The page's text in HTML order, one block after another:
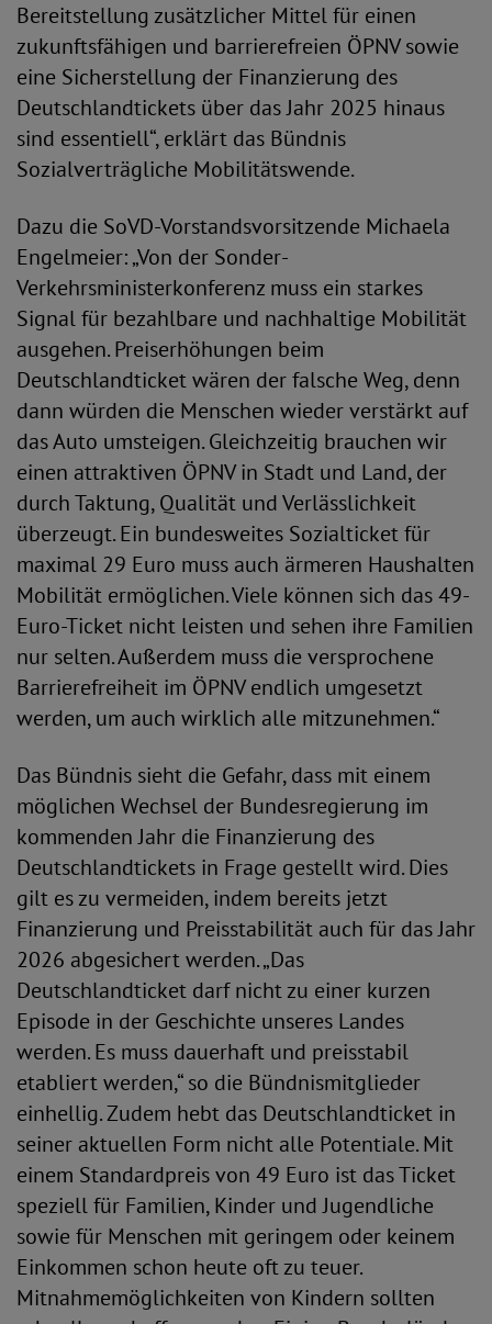
Bereitstellung zusätzlicher Mittel für einen
zukunftsfähigen und barrierefreien ÖPNV sowie
eine Sicherstellung der Finanzierung des
Deutschlandtickets über das Jahr 2025 hinaus
sind essentiell“, erklärt das Bündnis
Sozialverträgliche Mobilitätswende.
Dazu die SoVD-Vorstandsvorsitzende Michaela
Engelmeier: „Von der Sonder-
Verkehrsministerkonferenz muss ein starkes
Signal für bezahlbare und nachhaltige Mobilität
ausgehen. Preiserhöhungen beim
Deutschlandticket wären der falsche Weg, denn
dann würden die Menschen wieder verstärkt auf
das Auto umsteigen. Gleichzeitig brauchen wir
einen attraktiven ÖPNV in Stadt und Land, der
durch Taktung, Qualität und Verlässlichkeit
überzeugt. Ein bundesweites Sozialticket für
maximal 29 Euro muss auch ärmeren Haushalten
Mobilität ermöglichen. Viele können sich das 49-
Euro-Ticket nicht leisten und sehen ihre Familien
nur selten. Außerdem muss die versprochene
Barrierefreiheit im ÖPNV endlich umgesetzt
werden, um auch wirklich alle mitzunehmen.“
Das Bündnis sieht die Gefahr, dass mit einem
möglichen Wechsel der Bundesregierung im
kommenden Jahr die Finanzierung des
Deutschlandtickets in Frage gestellt wird. Dies
gilt es zu vermeiden, indem bereits jetzt
Finanzierung und Preisstabilität auch für das Jahr
2026 abgesichert werden. „Das
Deutschlandticket darf nicht zu einer kurzen
Episode in der Geschichte unseres Landes
werden. Es muss dauerhaft und preisstabil
etabliert werden,“ so die Bündnismitglieder
einhellig. Zudem hebt das Deutschlandticket in
seiner aktuellen Form nicht alle Potentiale. Mit
einem Standardpreis von 49 Euro ist das Ticket
speziell für Familien, Kinder und Jugendliche
sowie für Menschen mit geringem oder keinem
Einkommen schon heute oft zu teuer.
Mitnahmemöglichkeiten von Kindern sollten